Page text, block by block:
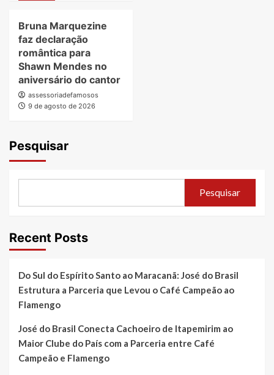
Bruna Marquezine
faz declaração
romântica para
Shawn Mendes no
aniversário do cantor
assessoriadefamosos
9 de agosto de 2026
Pesquisar
Pesquisar
Recent Posts
Do Sul do Espírito Santo ao Maracanã: José do Brasil
Estrutura a Parceria que Levou o Café Campeão ao
Flamengo
José do Brasil Conecta Cachoeiro de Itapemirim ao
Maior Clube do País com a Parceria entre Café
Campeão e Flamengo